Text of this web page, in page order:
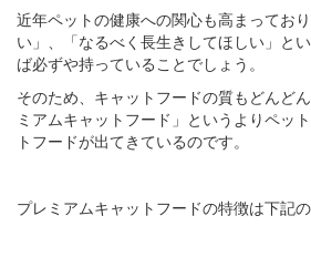
近年ペットの健康への関心も高まってお
い」、「なるべく長生きしてほしい」と
ば必ずや持っていることでしょう。
そのため、キャットフードの質もどんど
ミアムキャットフード」というよりペッ
トフードが出てきているのです。
プレミアムキャットフードの特徴は下記